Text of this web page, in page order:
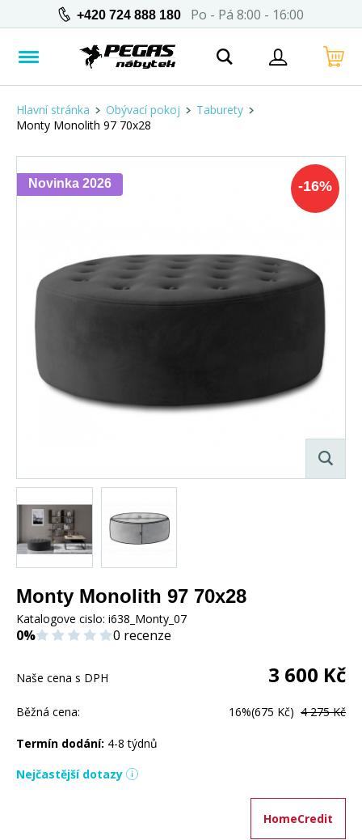
+420 724 888 180 Po - Pá 8:00 - 16:00
Hlavní stránka Obývací pokoj
Taburety
Monty Monolith 97 70x28
-16%
Novinka 2026
Monty Monolith 97 70x28
Katalogove cislo: i638_Monty_07
0% 0 recenze
Naše cena s DPH 3 600 Kč
Běžná cena: 16%(675 Kč) 4 275 Kč
Termín dodání: 4-8 týdnů
Nejčastější dotazy
HomeCredit